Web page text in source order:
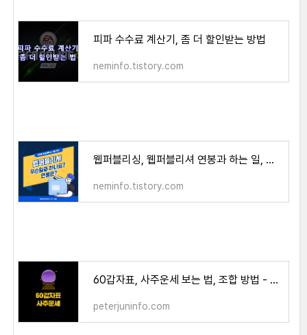
피파 수수료 계산기, 좀 더 할인받는 방법
neminfo.tistory.com
웹퍼블리싱, 웹퍼블리셔 연봉과 하는 일, 내 주변 사례
neminfo.tistory.com
60갑자표, 사주운세 보는 법, 조합 방법 - peterjun's life
peterjuninfo.com